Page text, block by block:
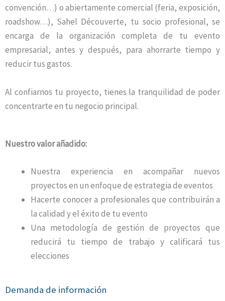
convención…) o abiertamente comercial (feria, exposición,
roadshow…), Sahel Découverte, tu socio profesional, se
encarga de la organización completa de tu evento
empresarial, antes y después, para ahorrarte tiempo y
reducir tus gastos.
Al confiarnos tu proyecto, tienes la tranquilidad de poder
concentrarte en tu negocio principal.
Nuestro valor añadido:
Nuestra experiencia en acompañar nuevos
proyectos en un enfoque de estrategia de eventos
Hacerte conocer a profesionales que contribuirán a
la calidad y el éxito de tu evento
Una metodología de gestión de proyectos que
reducirá tu tiempo de trabajo y calificará tus
elecciones
Demanda de información